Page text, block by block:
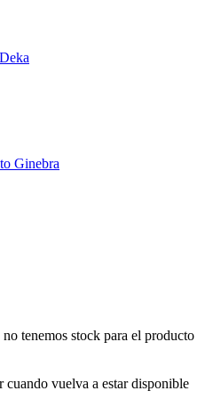
tenemos stock para el producto
cuando vuelva a estar disponible